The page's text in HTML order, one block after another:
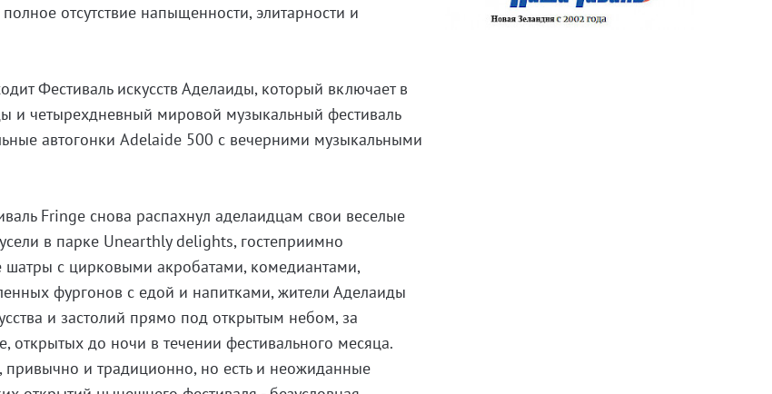
отсутствие напыщенности, элитарности и
Фестиваль искусств Аделаиды, который включает в
и четырехдневный мировой музыкальный фестиваль
автогонки Adelaide 500 с вечерними музыкальными
Fringe снова распахнул аделаидцам свои веселые
в парке Unearthly delights, гостеприимно
шатры с цирковыми акробатами, комедиантами,
фургонов с едой и напитками, жители Аделаиды
и застолий прямо под открытым небом, за
открытых до ночи в течении фестивального месяца.
привычно и традиционно, но есть и неожиданные